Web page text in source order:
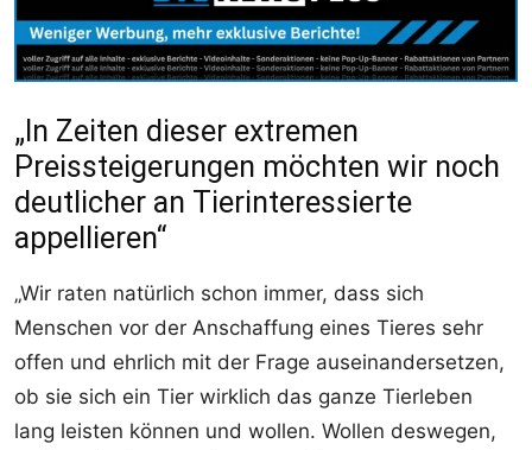
„In Zeiten dieser extremen
Preissteigerungen möchten wir noch
deutlicher an Tierinteressierte
appellieren“
„Wir raten natürlich schon immer, dass sich
Menschen vor der Anschaffung eines Tieres sehr
offen und ehrlich mit der Frage auseinandersetzen,
ob sie sich ein Tier wirklich das ganze Tierleben
lang leisten können und wollen. Wollen deswegen,